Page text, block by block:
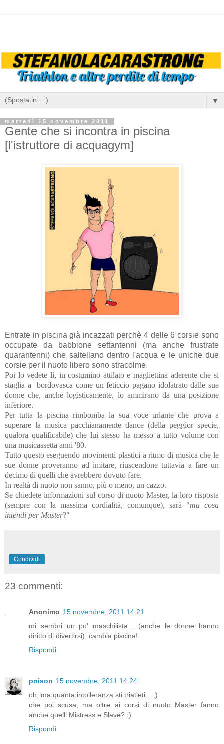
▼
martedì 15 novembre 2011
Gente che si incontra in piscina
[l'istruttore di acquagym]
Entrate in piscina già incazzati perchè 4 delle 6 corsie sono
occupate da babbione settantenni (ma anche frustrate
quarantenni) che saltellano dentro l'acqua e le uniche due
corsie per il nuoto libero sono stracolme.
Poi lo vedete lì, in costumino attilato e magliettina aderente che si
staglia a bordovasca come un feticcio pagano idolatrato dalle sue
donne che, anche logisticamente, lo ammirano da una posizione
inferiore.
Per tutta la piscina rimbomba la sua voce urlante che prova a
superare la musica pacchianamente dance (della peggior specie,
qualora qualificabile) che lui stesso ha messo a tutto volume con
una musicassetta anni '80.
Tutto questo eseguendo movimenti plastici a ritmo di musica che le
sue donne proveranno ad imitare, riuscendone tuttavia a fare un
decimo di quelli che avrebbero dovuto fare.
In realtà di nuoto non sanno, più o meno, un cazzo.
Se chiedete informazioni sul corso di nuoto Master, la loro risposta
(sempre con la massima cordialità, comunque), sarà "ma cosa
intendi per Master?"
Condividi
23 commenti:
Anonimo 15 novembre, 2011 14:21
mi sembri un po' maschilista... (anche le donne hanno
diritto di divertirsi): cambia piscina!
Rispondi
poison 15 novembre, 2011 14:24
oh, ma quanta intolleranza sti triatleti... ;)
che poi scusa, ma oltre ai corsi di nuoto Master fanno
anche quelli Mistress e Slave? :)
Rispondi